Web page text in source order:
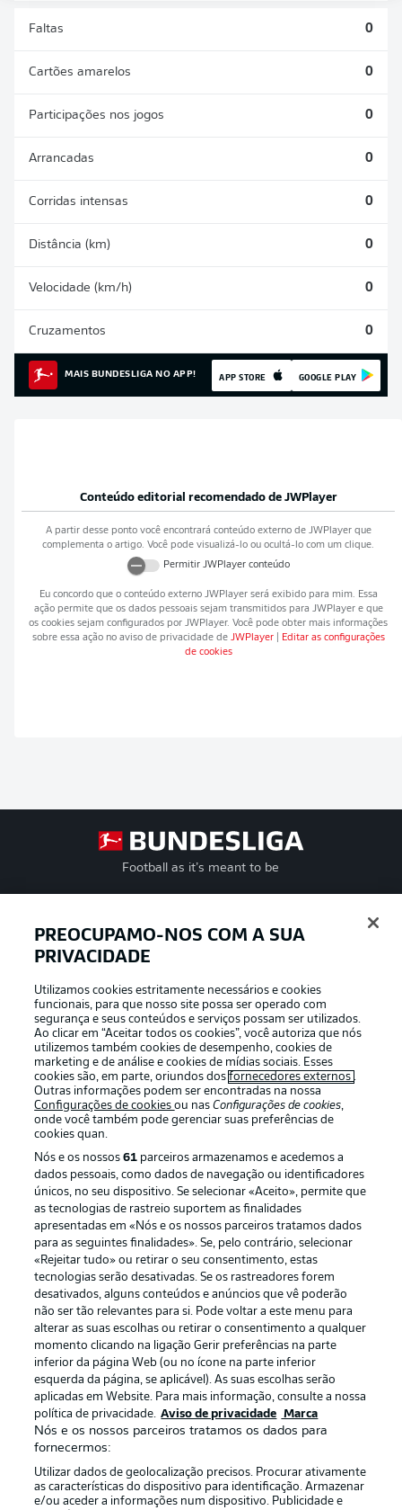
Faltas 0
Cartões amarelos 0
Participações nos jogos 0
Arrancadas 0
Corridas intensas 0
Distância (km) 0
Velocidade (km/h) 0
Cruzamentos 0
MAIS BUNDESLIGA NO APP! APP STORE GOOGLE PLAY
Conteúdo editorial recomendado de JWPlayer
A partir desse ponto você encontrará conteúdo externo de JWPlayerque
complementa o artigo. Você pode visualizá-lo ou ocultá-lo com um clique.
Permitir JWPlayerconteúdo
Eu concordo que o conteúdo externo JWPlayerserá exibido para mim. Essa
ação permite que os dados pessoais sejam transmitidos para JWPlayere que
os cookies sejam configurados por JWPlayer. Você pode obter mais informações
sobre essa ação no aviso de privacidade de JWPlayer
Editar as configurações
de cookies
Football as it’s meant to be
APLICATIVO DA BUNDESLIGA
Oferecido por
Publicidade Avisos legais
Gerir preferências Aviso de privacidade
Emissoras
Trabalhe conosco Marca
Contato Jogadores
PREOCUPAMO-NOS COM A SUA
PRIVACIDADE
Utilizamos cookies estritamente necessários e cookies
funcionais, para que nosso site possa ser operado com
segurança e seus conteúdos e serviços possam ser utilizados.
Ao clicar em “Aceitar todos os cookies”, você autoriza que nós
utilizemos também cookies de desempenho, cookies de
marketing e de análise e cookies de mídias sociais. Esses
cookies são, em parte, oriundos dosfornecedores externos .
Outras informações podem ser encontradas na nossa
Configurações de cookiesou nasConfigurações de cookies,
onde você também pode gerenciar suas preferências de
cookies quan.
Nós e os nossos61 parceiros armazenamos e acedemos a
dados pessoais, como dados de navegação ou identificadores
únicos, no seu dispositivo. Se selecionar «Aceito», permite que
as tecnologias de rastreio suportem as finalidades
apresentadas em «Nós e os nossos parceiros tratamos dados
para as seguintes finalidades». Se, pelo contrário, selecionar
«Rejeitar tudo» ou retirar o seu consentimento, estas
tecnologias serão desativadas. Se os rastreadores forem
desativados, alguns conteúdos e anúncios que vê poderão
não ser tão relevantes para si. Pode voltar a este menu para
alterar as suas escolhas ou retirar o consentimento a qualquer
momento clicando na ligação Gerir preferências na parte
inferior da página Web (ou no ícone na parte inferior
esquerda da página, se aplicável). As suas escolhas serão
aplicadas em Website. Para mais informação, consulte a nossa
política de privacidade. Aviso de privacidade Marca
Nós e os nossos parceiros tratamos os dados para
fornecermos:
Utilizar dados de geolocalização precisos. Procurar ativamente
as características do dispositivo para identificação. Armazenar
e/ou aceder a informações num dispositivo. Publicidade e